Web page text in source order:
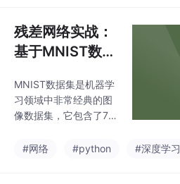
通过模型预测该目标
词。在训练过程中，模
型会不断调整参数，使
真实的目标词，最终训
练得到的词向量能够捕
捉单词之间的语义关
残差网络实战：
基于MNIST数据
别
MNIST数据集是机器学
习领域中非常经典的图
像数据集，它包含了70,
其中60,000张用于训
#网络 #python #深度学习